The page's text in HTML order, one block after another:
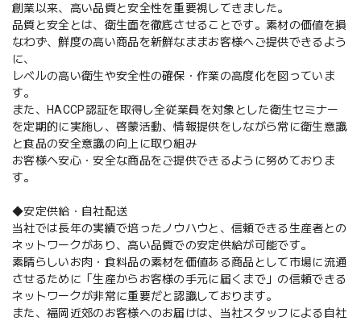
創業以来、高い品質と安全性を重要視してきました。
品質と安全とは、衛生面を徹底させることです。素材の価値を損
なわず、鮮度の高い商品を新鮮なままお客様へご提供できるよう
に、
レベルの高い衛生や安全性の確保・作業の高度化を図っていま
す。
また、HACCP認証を取得し全従業員を対象とした衛生セミナー
を定期的に実施し、啓蒙活動、情報提供をしながら常に衛生意識
と食品の安全意識の向上に取り組み
お客様へ安心・安全な商品をご提供できるように努めておりま
す。
◆安定供給・自社配送
当社では長年の実績で培ったノウハウと、信頼できる生産者との
ネットワークがあり、高い品質での安定供給が可能です。
素晴らしいお肉・食料品の素材を価値ある商品として市場に流通
させるために「生産からお客様の手元に届くまで」の信頼できる
ネットワークが非常に重要だと認識しております。
また、福岡近郊のお客様へのお届けは、当社スタッフによる自社